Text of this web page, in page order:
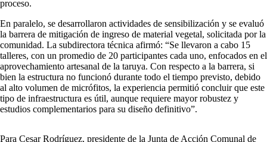
proceso.
En paralelo, se desarrollaron actividades de sensibilización y se evaluó
la barrera de mitigación de ingreso de material vegetal, solicitada por la
comunidad. La subdirectora técnica afirmó: “Se llevaron a cabo 15
talleres, con un promedio de 20 participantes cada uno, enfocados en el
aprovechamiento artesanal de la taruya. Con respecto a la barrera, si
bien la estructura no funcionó durante todo el tiempo previsto, debido
al alto volumen de micrófitos, la experiencia permitió concluir que este
tipo de infraestructura es útil, aunque requiere mayor robustez y
estudios complementarios para su diseño definitivo”.
Para Cesar Rodríguez, presidente de la Junta de Acción Comunal de